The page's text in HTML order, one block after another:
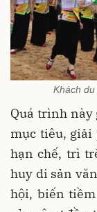
Khách
Quá trình này
mục tiêu, giải
hạn chế, trì
huy di sản
hội, biến